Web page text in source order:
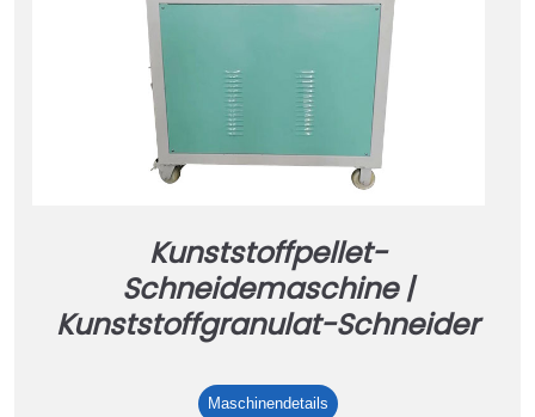
Kunststoffpellet-
Schneidemaschine |
Kunststoffgranulat-Schneider
MaschinendetailsKunststoffpellet-